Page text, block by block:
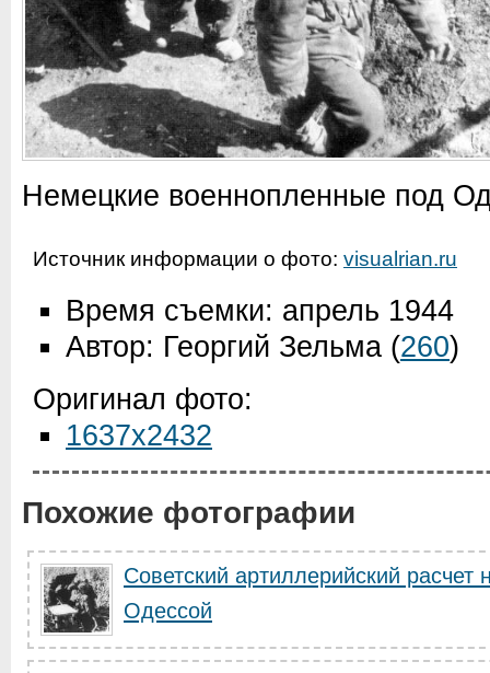
Немецкие военнопленные под
Источник информации о фото: visualrian.ru
Время съемки: апрель 1944
Автор: Георгий Зельма (260)
Оригинал фото:
1637x2432
Похожие фотографии
Советский артиллерийский расчет
Одессой